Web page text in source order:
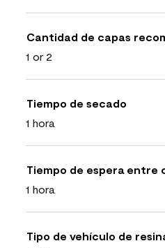
Cantidad de capas
1 or 2
Tiempo de secado
1 hora
Tiempo de espera entre
1 hora
Tipo de vehículo de